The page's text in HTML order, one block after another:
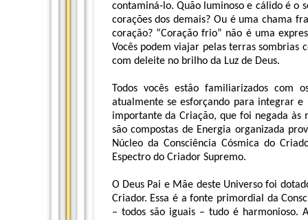
contaminá-lo. Quão luminoso e cálido é o
corações dos demais? Ou é uma chama
coração? “Coração frio” não é uma
Vocês podem viajar pelas terras sombrias
com deleite no brilho da Luz de Deus.
Todos vocês estão familiarizados com
atualmente se esforçando para integrar
importante da Criação, que foi negada às
são compostas de Energia organizada
Núcleo da Consciência Cósmica do
Espectro do Criador Supremo.
O Deus Pai e Mãe deste Universo foi
Criador. Essa é a fonte primordial da
– todos são iguais – tudo é harmonioso.